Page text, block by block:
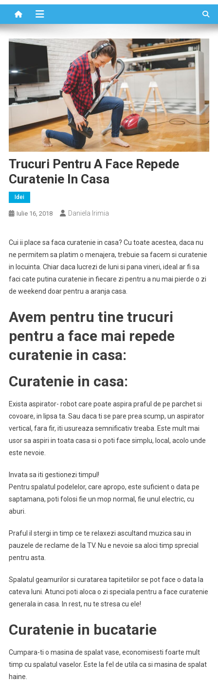
Trucuri Pentru A Face Repede
Curatenie In Casa
Idei
Iulie 16, 2018 Daniela Irimia
Cui ii place sa faca curatenie in casa? Cu toate acestea, daca nu
ne permitem sa platim o menajera, trebuie sa facem si curatenie
in locuinta. Chiar daca lucrezi de luni si pana vineri, ideal ar fi sa
faci cate putina curatenie in fiecare zi pentru a nu mai pierde o zi
de weekend doar pentru a aranja casa.
Avem pentru tine trucuri
pentru a face mai repede
curatenie in casa:
Curatenie in casa:
Exista aspirator- robot care poate aspira praful de pe parchet si
covoare, in lipsa ta. Sau daca ti se pare prea scump, un aspirator
vertical, fara fir, iti usureaza semnificativ treaba. Este mult mai
usor sa aspiri in toata casa si o poti face simplu, local, acolo unde
este nevoie.
Invata sa iti gestionezi timpul!
Pentru spalatul podelelor, care apropo, este suficient o data pe
saptamana, poti folosi fie un mop normal, fie unul electric, cu
aburi.
Praful il stergi in timp ce te relaxezi ascultand muzica sau in
pauzele de reclame de la TV. Nu e nevoie sa aloci timp sprecial
pentru asta.
Spalatul geamurilor si curatarea tapitetiilor se pot face o data la
cateva luni. Atunci poti aloca o zi speciala pentru a face curatenie
generala in casa. In rest, nu te stresa cu ele!
Curatenie in bucatarie
Cumpara-ti o masina de spalat vase, economisesti foarte mult
timp cu spalatul vaselor. Este la fel de utila ca si masina de spalat
haine.